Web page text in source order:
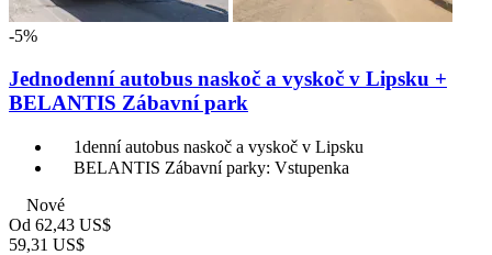
-5%
Jednodenní autobus naskoč a vyskoč v Lipsku +
BELANTIS Zábavní park
1denní autobus naskoč a vyskoč v Lipsku
BELANTIS Zábavní parky: Vstupenka
Nové
Od 62,43 US$
59,31 US$